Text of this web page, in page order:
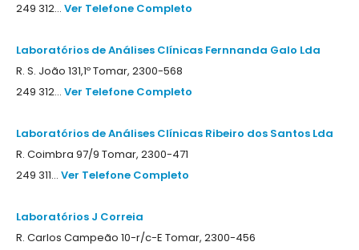
249 312... Ver Telefone Completo
Laboratórios de Análises Clínicas Fernnanda Galo Lda
R. S. João 131,1º Tomar, 2300-568
249 312... Ver Telefone Completo
Laboratórios de Análises Clínicas Ribeiro dos Santos Lda
R. Coimbra 97/9 Tomar, 2300-471
249 311... Ver Telefone Completo
Laboratórios J Correia
R. Carlos Campeão 10-r/c-E Tomar, 2300-456